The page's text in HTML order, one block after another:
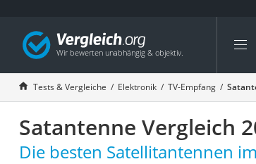
Die
Tests & Vergleiche Elektronik TV-Empfang
Satantenne Vergleich
Die besten Satellitantennen